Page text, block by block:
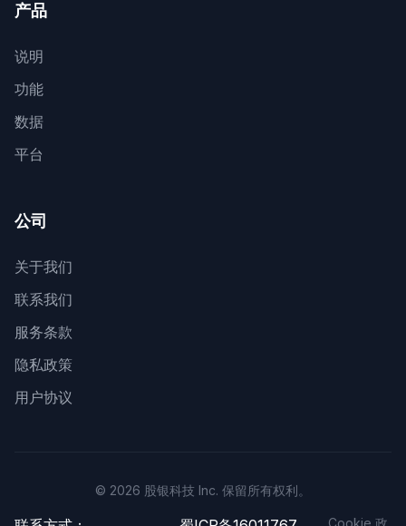
产品
说明
功能
数据
平台
公司
关于我们
联系我们
服务条款
隐私政策
用户协议
© 2026 股银科技 Inc. 保留所有权利。
Cookie 政